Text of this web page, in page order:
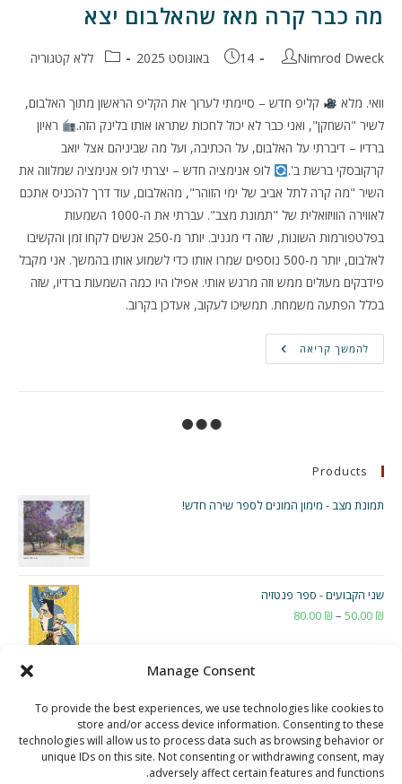
Manage Consent
To provide the best experiences, we use technologies like cookies to
store and/or access device information. Consenting to these
technologies will allow us to process data such as browsing behavior or
unique IDs on this site. Not consenting or withdrawing consent, may
adversely affect certain features and functions.
מה כבר קרה מאז שהאלבום יצא
מחבר:
Nimrod Dweck פורסם:
14 באוגוסט 2025 קטגוריה:ללא קטגוריה
וואי. מלא
קליפ חדש – סיימתי לערוך את הקליפ הראשון מתוך האלבום,
לשיר "השחקן", ואני כבר לא יכול לחכות שתראו אותו בלינק הזה.
ראיון
ברדיו – דיברתי על האלבום, על הכתיבה, ועל מה שביניהם אצל יואב
קרקובסקי ברשת ב'.
לופ אנימציה חדש – יצרתי לופ אנימציה שמלווה את
השיר "מה קרה לתל אביב של ימי הזוהר", מהאלבום, עוד דרך להכניס אתכם
לאווירה הוויזואלית של "תמונת מצב". עברתי את ה-1000 השמעות
בפלטפורמות השונות, שזה די מגניב. יותר מ-250 אנשים לקחו זמן והקשיבו
לאלבום, יותר מ-500 נוספים שמרו אותו כדי לשמוע אותו בהמשך. אני מקבל
פידבקים מעולים ממש וזה מרגש אותי. אפילו היו כמה השמעות ברדיו, שזה
בכלל הפתעה משמחת. תמשיכו לעקוב, אעדכן בקרוב.
להמשך קריאה מה
כבר